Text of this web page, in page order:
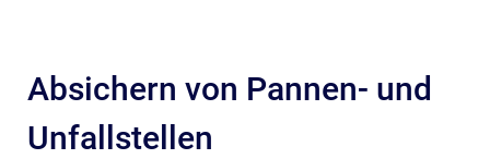
Absichern von Pannen- und
Unfallstellen